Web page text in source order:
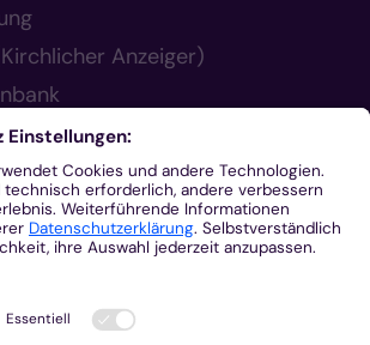
Anzeiger)
Hinweisgeberschutzgesetz